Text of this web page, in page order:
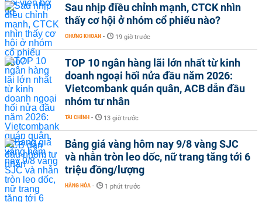
Sau nhịp điều chỉnh mạnh, CTCK nhìn
thấy cơ hội ở nhóm cổ phiếu nào?
CHỨNG KHOÁN - 19 giờ trước
TOP 10 ngân hàng lãi lớn nhất từ kinh
doanh ngoại hối nửa đầu năm 2026:
Vietcombank quán quân, ACB dẫn đầu
nhóm tư nhân
TÀI CHÍNH - 13 giờ trước
Bảng giá vàng hôm nay 9/8 vàng SJC
và nhẫn tròn leo dốc, nữ trang tăng tới 6
triệu đồng/lượng
HÀNG HÓA - 1 phút trước